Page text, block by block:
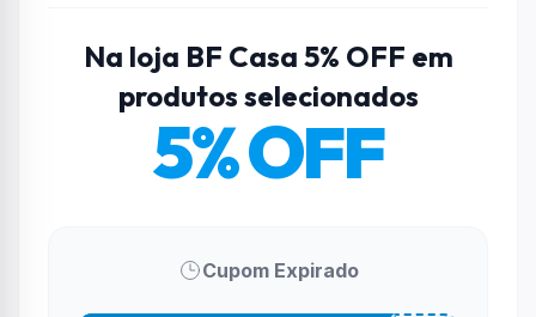
Na loja BF Casa 5% OFF em
produtos selecionados
5% OFF
Cupom Expirado